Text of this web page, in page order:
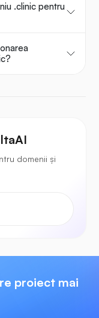
.clinic pentru
domenii și
proiect mai